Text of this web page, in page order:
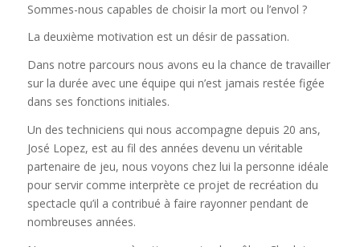
Sommes-nous capables de choisir la mort ou l’envol ?
La deuxième motivation est un désir de passation.
Dans notre parcours nous avons eu la chance de travailler
sur la durée avec une équipe qui n’est jamais restée figée
dans ses fonctions initiales.
Un des techniciens qui nous accompagne depuis 20 ans,
José Lopez, est au fil des années devenu un véritable
partenaire de jeu, nous voyons chez lui la personne idéale
pour servir comme interprète ce projet de recréation du
spectacle qu’il a contribué à faire rayonner pendant de
nombreuses années.